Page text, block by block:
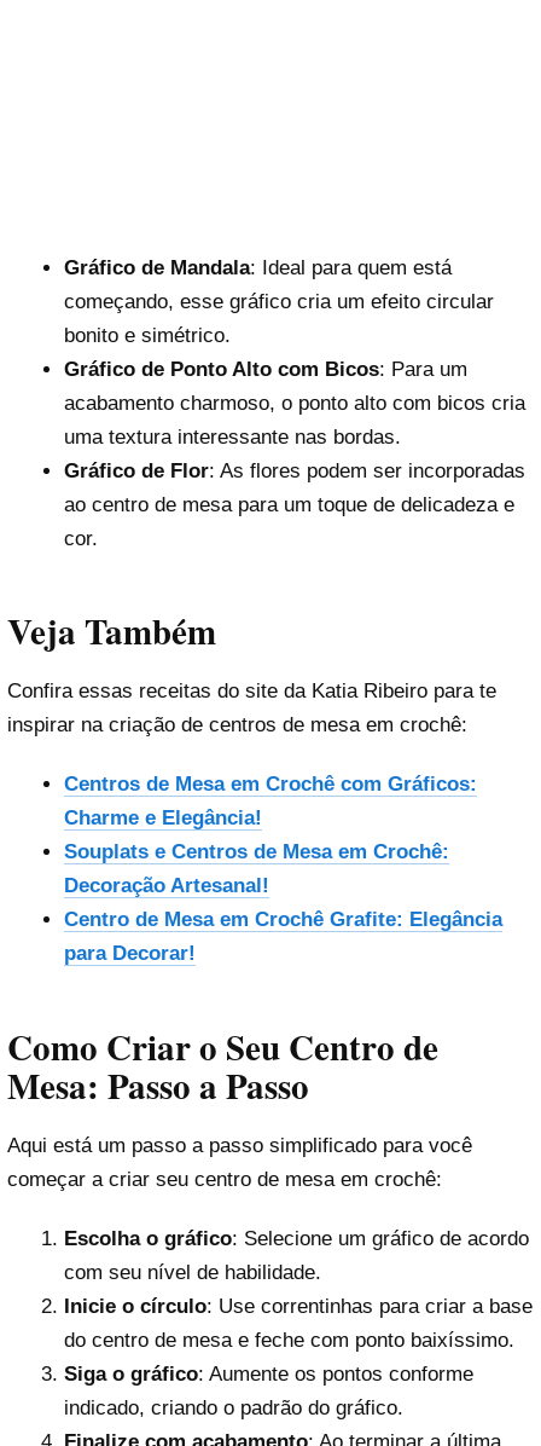
Gráfico de Mandala: Ideal para quem está
começando, esse gráfico cria um efeito circular
bonito e simétrico.
Gráfico de Ponto Alto com Bicos: Para um
acabamento charmoso, o ponto alto com bicos cria
uma textura interessante nas bordas.
Gráfico de Flor: As flores podem ser incorporadas
ao centro de mesa para um toque de delicadeza e
cor.
Veja Também
Confira essas receitas do site da Katia Ribeiro para te
inspirar na criação de centros de mesa em crochê:
Centros de Mesa em Crochê com Gráficos:
Charme e Elegância!
Souplats e Centros de Mesa em Crochê:
Decoração Artesanal!
Centro de Mesa em Crochê Grafite: Elegância
para Decorar!
Como Criar o Seu Centro de
Mesa: Passo a Passo
Aqui está um passo a passo simplificado para você
começar a criar seu centro de mesa em crochê:
Escolha o gráfico: Selecione um gráfico de acordo
com seu nível de habilidade.
Inicie o círculo: Use correntinhas para criar a base
do centro de mesa e feche com ponto baixíssimo.
Siga o gráfico: Aumente os pontos conforme
indicado, criando o padrão do gráfico.